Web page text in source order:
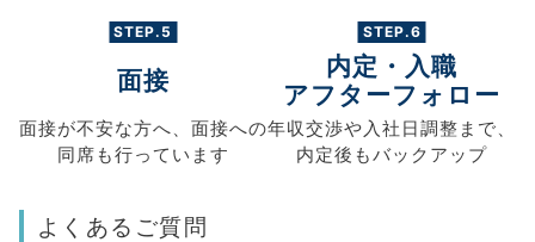
STEP.5
面接
面接が不安な方へ、 面接への
同席も行っています
STEP.6
内定・入職
アフターフォロー
年収交渉や入社日調整まで、
内定後もバックアップ
よくあるご質問